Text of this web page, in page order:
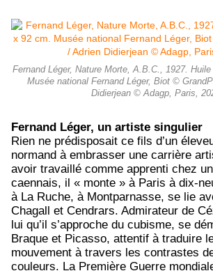
Fernand Léger, Nature Morte, A.B.C., 1927.
Musée national Fernand Léger, Biot ©
Didierjean © Adagp, Paris,
Fernand Léger, un artiste singulier
Rien ne prédisposait ce fils d’un
normand à embrasser une carrière
avoir travaillé comme apprenti chez
caennais, il « monte » à Paris à dix-
à La Ruche, à Montparnasse, se lie
Chagall et Cendrars. Admirateur de
lui qu’il s’approche du cubisme, se
Braque et Picasso, attentif à traduire
mouvement à travers les contrastes
couleurs. La Première Guerre